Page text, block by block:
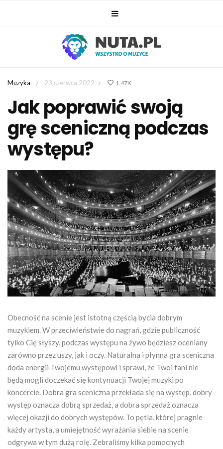
Muzyka / 23 czerwca 2022 / 1.47K
Jak poprawić swoją
grę sceniczną podczas
występu?
Obecność na scenie jest istotną częścią bycia dobrym
muzykiem. W przeciwieństwie do nagrań, gdzie publiczność
tylko Cię słyszy, podczas występu na żywo będziesz oceniany
zarówno przez uszy, jak i oczy. Naturalna i płynna gra sceniczna
doda energii Twojemu występowi i sprawi, że Twoi fani nie
będą mogli doczekać się kontynuacji Twojej muzyki po
koncercie. Dobra gra sceniczna przekłada się na występ, dobry
występ oznacza dobrą sprzedaż, a dobra sprzedaż oznacza
więcej okazji do dobrych występów. To pętla, której pragnie
każdy artysta, a umiejętność wyrażania siebie na scenie
odgrywa w tym dużą rolę. Zebraliśmy kilka pomocnych